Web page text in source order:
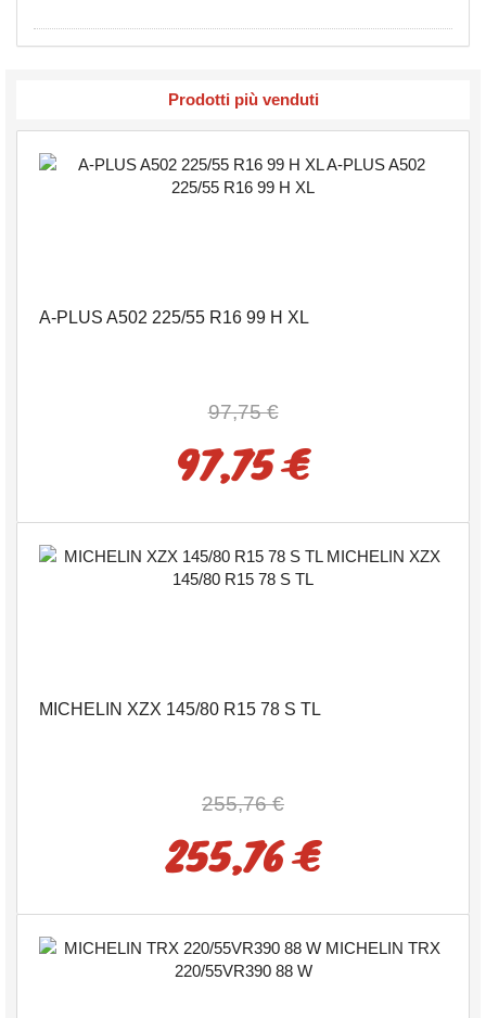
Prodotti più venduti
A-PLUS A502 225/55 R16 99 H XL
97,75 €
97,75 €
MICHELIN XZX 145/80 R15 78 S TL
255,76 €
255,76 €